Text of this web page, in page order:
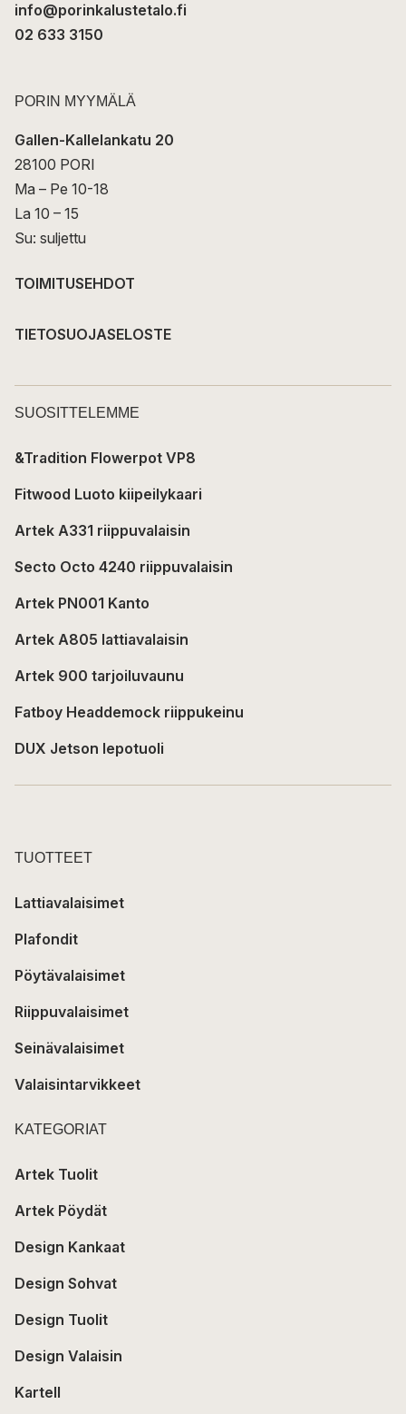
info@porinkalustetalo.fi
02 633 3150
PORIN MYYMÄLÄ
Gallen-Kallelankatu 20
28100 PORI
Ma – Pe 10-18
La 10 – 15
Su: suljettu
TOIMITUSEHDOT
TIETOSUOJASELOSTE
SUOSITTELEMME
&Tradition Flowerpot VP8
Fitwood Luoto kiipeilykaari
Artek A331 riippuvalaisin
Secto Octo 4240 riippuvalaisin
Artek PN001 Kanto
Artek A805 lattiavalaisin
Artek 900 tarjoiluvaunu
Fatboy Headdemock riippukeinu
DUX Jetson lepotuoli
TUOTTEET
Lattiavalaisimet
Plafondit
Pöytävalaisimet
Riippuvalaisimet
Seinävalaisimet
Valaisintarvikkeet
KATEGORIAT
Artek Tuolit
Artek Pöydät
Design Kankaat
Design Sohvat
Design Tuolit
Design Valaisin
Kartell